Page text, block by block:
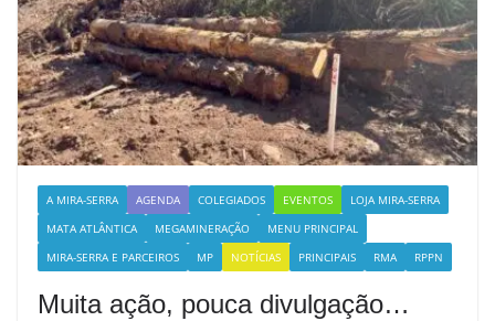
A MIRA-SERRA AGENDA COLEGIADOS EVENTOS
LOJA MIRA-SERRA
MATA ATLÂNTICA
MEGAMINERAÇÃO
MENU PRINCIPAL
MIRA-SERRA E PARCEIROS
MP NOTÍCIAS PRINCIPAIS RMA RPPN
Muita ação, pouca divulgação…